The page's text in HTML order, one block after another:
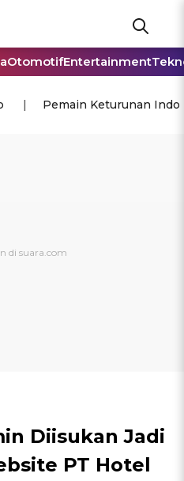
OtomotifEntertainment
Pemain Keturunan
Diisukan Jadi
PT Hotel